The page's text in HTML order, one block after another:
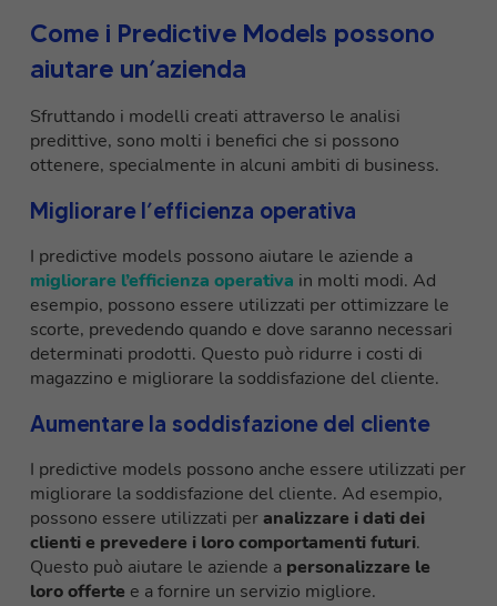
Come i Predictive Models possono
aiutare un’azienda
Sfruttando i modelli creati attraverso le analisi
predittive, sono molti i benefici che si possono
ottenere, specialmente in alcuni ambiti di business.
Migliorare l’efficienza operativa
I predictive models possono aiutare le aziende a
migliorare l’efficienza operativa in molti modi. Ad
esempio, possono essere utilizzati per ottimizzare le
scorte, prevedendo quando e dove saranno necessari
determinati prodotti. Questo può ridurre i costi di
magazzino e migliorare la soddisfazione del cliente.
Aumentare la soddisfazione del cliente
I predictive models possono anche essere utilizzati per
migliorare la soddisfazione del cliente. Ad esempio,
possono essere utilizzati peranalizzare i dati dei
clienti e prevedere i loro comportamenti futuri.
Questo può aiutare le aziende a personalizzare le
loro offerte e a fornire un servizio migliore.